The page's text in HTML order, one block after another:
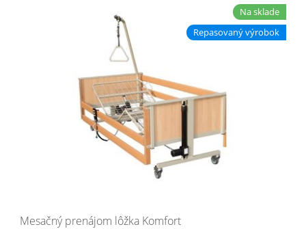
Na sklade
Repasovaný výrobok
Mesačný prenájom lôžka Komfort